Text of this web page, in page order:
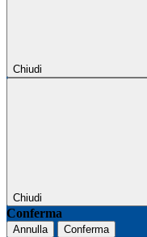
Chiudi
Chiudi
Conferma
Annulla Conferma